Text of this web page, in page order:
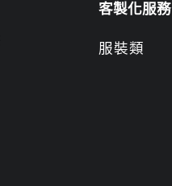
客製化服務
服裝類